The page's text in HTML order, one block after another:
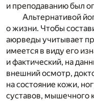
и преподаванию был
Альтернативой
о жизни. Чтобы
аюрведы учитывает
имеется в виду его
и фактический, на
внешний осмотр,
на состояние кожи,
суставов, мышечного